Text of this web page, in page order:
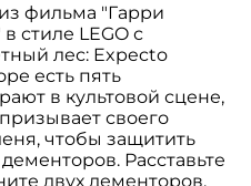
фильма "Гарри
стиле LEGO с
лес: Expecto
есть пять
в культовой сцене,
своего
чтобы защитить
Расставьте
двух дементоров.